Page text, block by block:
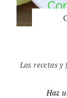
Las recetas
Haz